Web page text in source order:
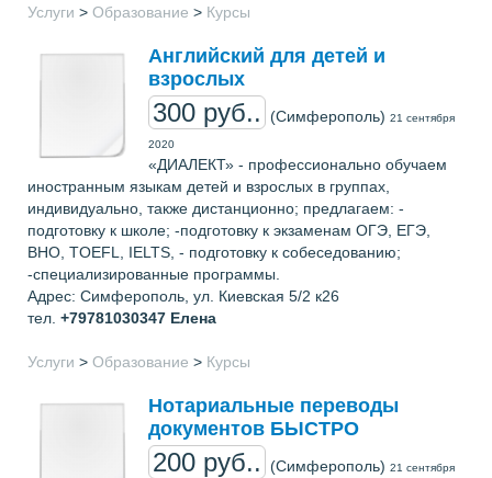
Услуги > Образование > Курсы
Английский для детей и
взрослых
300 руб.. (Симферополь) 21 сентября
2020
«ДИАЛЕКТ» - профессионально обучаем
иностранным языкам детей и взрослых в группах,
индивидуально, также дистанционно; предлагаем: -
подготовку к школе; -подготовку к экзаменам ОГЭ, ЕГЭ,
ВНО, TOEFL, IELTS, - подготовку к собеседованию;
-специализированные программы.
Адрес: Симферополь, ул. Киевская 5/2 к26
тел. +79781030347 Елена
Услуги > Образование > Курсы
Нотариальные переводы
документов БЫСТРО
200 руб.. (Симферополь) 21 сентября